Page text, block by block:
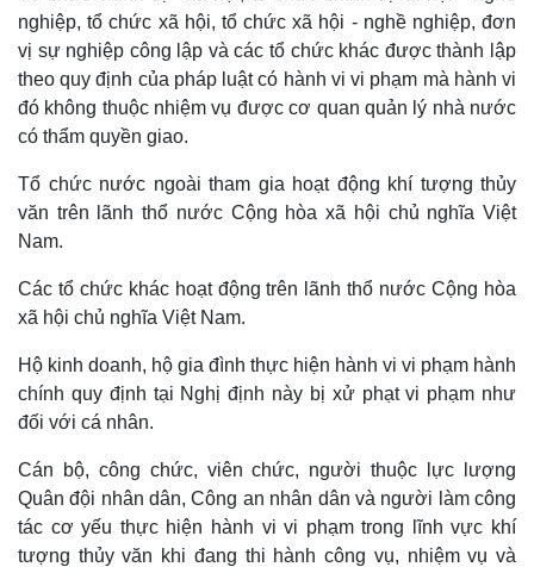
Kinh tế
Khởi nghiệp
Thị trường
Tiêu dùng
Tỷ giá
Chứng khoán
Giá cà phê
nghiệp, tổ chức xã hội, tổ chức xã hội - nghề nghiệp, đơn
vị sự nghiệp công lập và các tổ chức khác được thành lập
theo quy định của pháp luật có hành vi vi phạm mà hành vi
đó không thuộc nhiệm vụ được cơ quan quản lý nhà nước
có thẩm quyền giao.
Tổ chức nước ngoài tham gia hoạt động khí tượng thủy
văn trên lãnh thổ nước Cộng hòa xã hội chủ nghĩa Việt
Nam.
Các tổ chức khác hoạt động trên lãnh thổ nước Cộng hòa
xã hội chủ nghĩa Việt Nam.
Hộ kinh doanh, hộ gia đình thực hiện hành vi vi phạm hành
chính quy định tại Nghị định này bị xử phạt vi phạm như
đối với cá nhân.
Cán bộ, công chức, viên chức, người thuộc lực lượng
Quân đội nhân dân, Công an nhân dân và người làm công
tác cơ yếu thực hiện hành vi vi phạm trong lĩnh vực khí
tượng thủy văn khi đang thi hành công vụ, nhiệm vụ và